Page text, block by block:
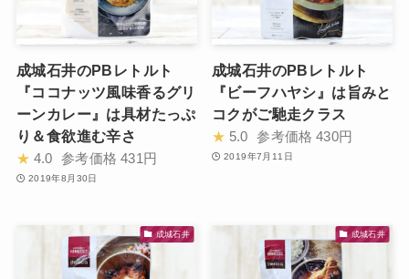
成城石井のPBレトルト
『ココナッツ風味香るグリ
ーンカレー』は具材たっぷ
り＆食欲進む辛さ
★ 4.0 参考価格 431円
2019年8月30日
成城石井のPBレトルト
『ビーフハヤシ』は旨みと
コクがご馳走クラス
★ 5.0 参考価格 430円
2019年7月11日
成城石井 成城石井